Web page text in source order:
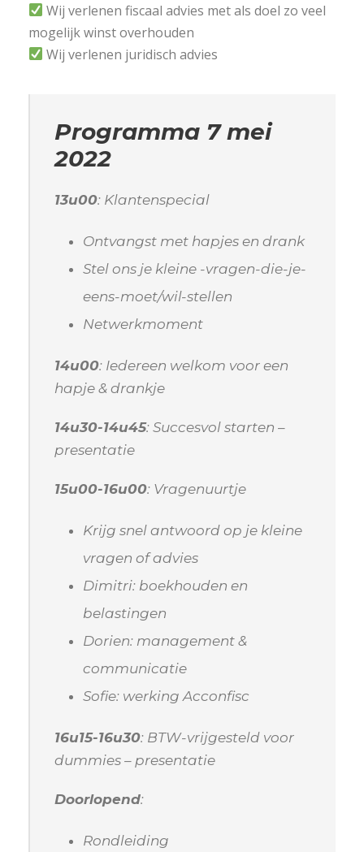
Wij verlenen fiscaal advies met als doel zo veel
mogelijk winst overhouden
Wij verlenen juridisch advies
Programma 7 mei
2022
13u00: Klantenspecial
Ontvangst met hapjes en drank
Stel ons je kleine -vragen-die-je-
eens-moet/wil-stellen
Netwerkmoment
14u00: Iedereen welkom voor een
hapje & drankje
14u30-14u45: Succesvol starten –
presentatie
15u00-16u00: Vragenuurtje
Krijg snel antwoord op je kleine
vragen of advies
Dimitri: boekhouden en
belastingen
Dorien: management &
communicatie
Sofie: werking Acconfisc
16u15-16u30: BTW-vrijgesteld voor
dummies – presentatie
Doorlopend:
Rondleiding